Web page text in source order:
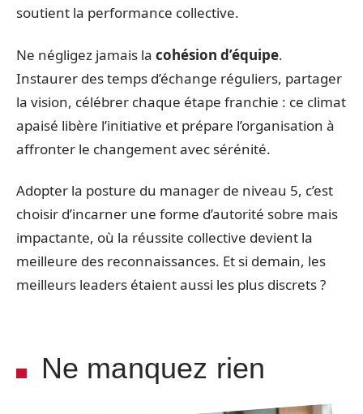
soutient la performance collective.
Ne négligez jamais la cohésion d’équipe.
Instaurer des temps d’échange réguliers, partager
la vision, célébrer chaque étape franchie : ce climat
apaisé libère l’initiative et prépare l’organisation à
affronter le changement avec sérénité.
Adopter la posture du manager de niveau 5, c’est
choisir d’incarner une forme d’autorité sobre mais
impactante, où la réussite collective devient la
meilleure des reconnaissances. Et si demain, les
meilleurs leaders étaient aussi les plus discrets ?
Ne manquez rien